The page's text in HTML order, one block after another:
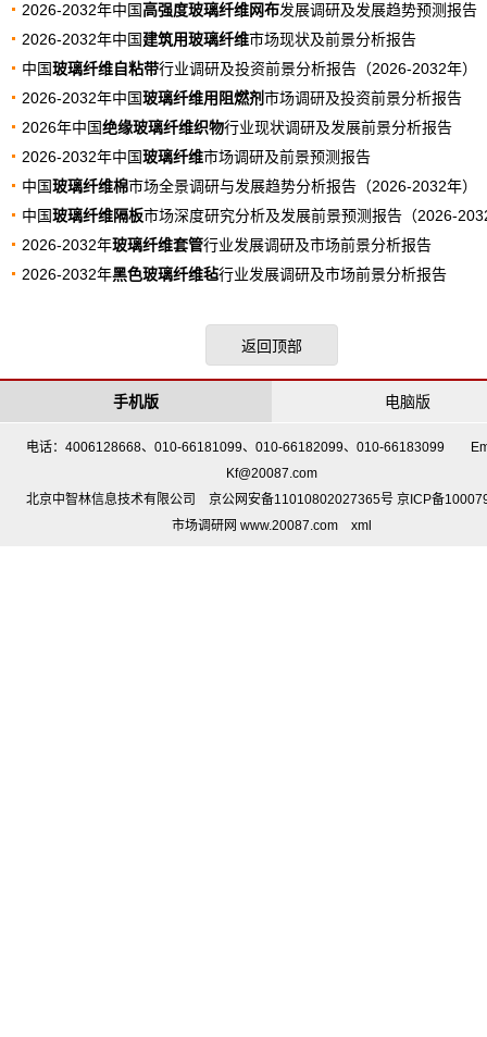
2026-2032年中国高强度玻璃纤维网布发展调研及发展趋势预测报告
2026-2032年中国建筑用玻璃纤维市场现状及前景分析报告
中国玻璃纤维自粘带行业调研及投资前景分析报告（2026-2032年）
2026-2032年中国玻璃纤维用阻燃剂市场调研及投资前景分析报告
2026年中国绝缘玻璃纤维织物行业现状调研及发展前景分析报告
2026-2032年中国玻璃纤维市场调研及前景预测报告
中国玻璃纤维棉市场全景调研与发展趋势分析报告（2026-2032年）
中国玻璃纤维隔板市场深度研究分析及发展前景预测报告（2026-
2026-2032年玻璃纤维套管行业发展调研及市场前景分析报告
2026-2032年黑色玻璃纤维毡行业发展调研及市场前景分析报告
返回顶部
电脑版
手机版
电话：4006128668、010-66181099、010-66182099、010-66183099
Kf@20087.com
北京中智林信息技术有限公司 京公网安备11010802027365号 京ICP备
市场调研网 www.20087.com
xml